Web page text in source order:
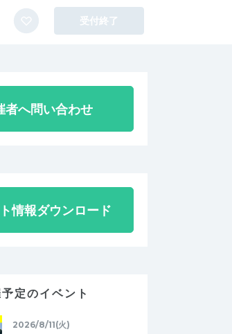
受付終了
者へ問い合わせ
情報ダウンロード
定のイベント
2026/8/11(火)